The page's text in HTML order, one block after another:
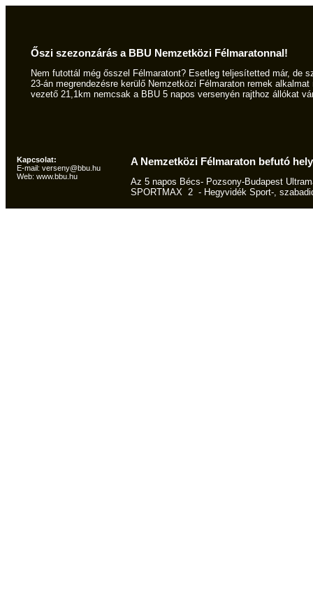
Őszi szezonzárás a BBU Nemzetközi Félmaratonnal!
Nem futottál még ősszel Félmaratont? Esetleg teljesítetted már, de
23-án megrendezésre kerülő Nemzetközi Félmaraton remek
vezető 21,1km nemcsak a BBU 5 napos versenyén rajthoz állókat
Kapcsolat:
E-mail: verseny@bbu.hu
Web: www.bbu.hu
A Nemzetközi Félmaraton befutó
Az 5 napos Bécs- Pozsony-Budapest
SPORTMAX 2 - Hegyvidék Sport-,